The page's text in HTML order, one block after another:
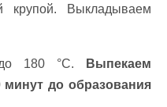
крупой. Выкладываем
до 180 °С.
Выпекаем
минут до образования